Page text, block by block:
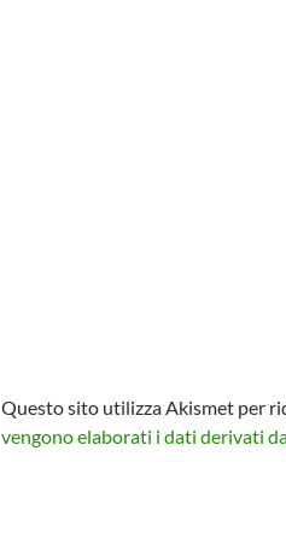
Questo sito utilizza Akismet per
vengono elaborati i dati derivati